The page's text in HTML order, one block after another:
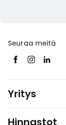
Seuraa meitä
Yritys
Hinnastot